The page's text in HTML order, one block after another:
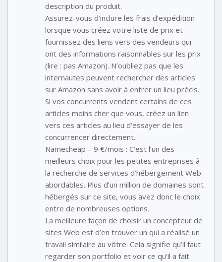
description du produit.
Assurez-vous d’inclure les frais d’expédition
lorsque vous créez votre liste de prix et
fournissez des liens vers des vendeurs qui
ont des informations raisonnables sur les prix
(lire : pas Amazon). N’oubliez pas que les
internautes peuvent rechercher des articles
sur Amazon sans avoir à entrer un lieu précis.
Si vos concurrents vendent certains de ces
articles moins cher que vous, créez un lien
vers ces articles au lieu d’essayer de les
concurrencer directement.
Namecheap – 9 €/mois : C’est l’un des
meilleurs choix pour les petites entreprises à
la recherche de services d’hébergement Web
abordables. Plus d’un million de domaines sont
hébergés sur ce site, vous avez donc le choix
entre de nombreuses options.
La meilleure façon de choisir un concepteur de
sites Web est d’en trouver un qui a réalisé un
travail similaire au vôtre. Cela signifie qu’il faut
regarder son portfolio et voir ce qu’il a fait